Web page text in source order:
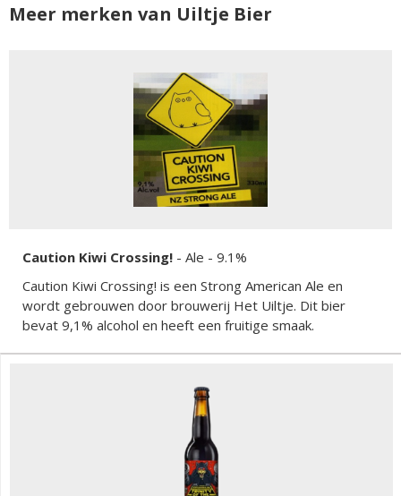
Meer merken van Uiltje Bier
Caution Kiwi Crossing! - Ale - 9.1%
Caution Kiwi Crossing! is een Strong American Ale en
wordt gebrouwen door brouwerij Het Uiltje. Dit bier
bevat 9,1% alcohol en heeft een fruitige smaak.